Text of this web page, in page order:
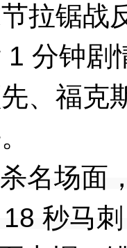
拉锯战
1 分钟剧
、福克
名场面
秒马